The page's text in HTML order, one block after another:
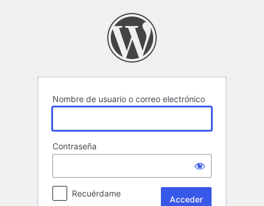
Nombre de usuario o correo electrónico
Contraseña
Recuérdame